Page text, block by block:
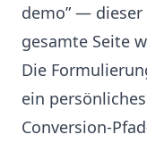
demo” —
gesamte Seite
Die
ein
Conversion-